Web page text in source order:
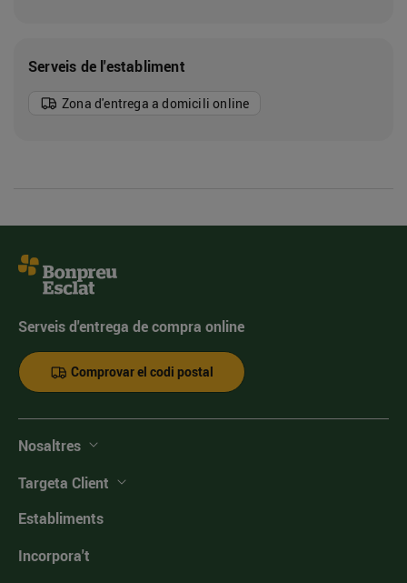
Serveis de l'establiment
Zona d'entrega a domicili online
Serveis d'entrega de compra online
Comprovar el codi postal
Nosaltres
Targeta Client
Establiments
Incorpora't